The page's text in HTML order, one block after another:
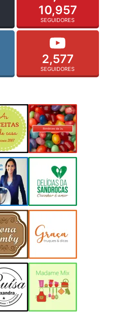
10,957
SEGUIDORES
2,577
SEGUIDORES